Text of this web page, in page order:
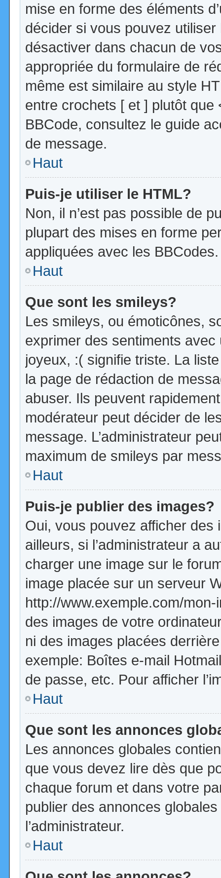
mise en forme des éléments
décider si vous pouvez
désactiver dans chacun de
appropriée du formulaire de
même est similaire au style
entre crochets [ et ] plutôt que
BBCode, consultez le guide
de message.
Haut
Puis-je utiliser le HTML?
Non, il n’est pas possible de
plupart des mises en forme
appliquées avec les BBCodes.
Haut
Que sont les smileys?
Les smileys, ou émoticônes,
exprimer des sentiments
joyeux, :( signifie triste. La
la page de rédaction de
abuser. Ils peuvent
modérateur peut décider de
message. L’administrateur
maximum de smileys par
Haut
Puis-je publier des images?
Oui, vous pouvez afficher
ailleurs, si l’administrateur a
charger une image sur le
image placée sur un serveur
http://www.exemple.com/
des images de votre
ni des images placées
exemple: Boîtes e-mail
de passe, etc. Pour afficher
Haut
Que sont les annonces
Les annonces globales
que vous devez lire dès que
chaque forum et dans votre
publier des annonces
l’administrateur.
Haut